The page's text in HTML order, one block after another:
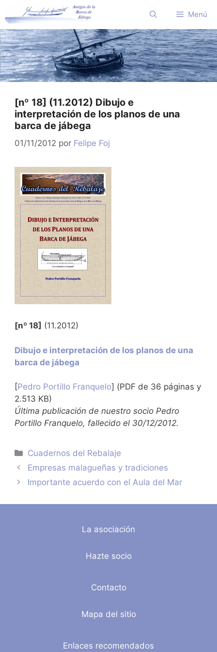
al
contenido
Menú
[nº 18] (11.2012) Dibujo e
interpretación de los planos de una
barca de jábega
01/11/2012 por Felipe Foj
[nº 18] (11.2012)
Dibujo e interpretación de los planos de una
barca de jábega
[Pedro Portillo Franquelo] (PDF de 36 páginas y
2.513 KB)
Última publicación de nuestro socio Pedro
Portillo Franquelo, fallecido el 30/12/2012.
Categorías
Cuadernos del Rebalaje
Empresas malagueñas y tradiciones
Importante acuerdo con el Aula del Mar
La asociación
Hazte socio
Contacto
Mapa del sitio
Enlaces recomendados